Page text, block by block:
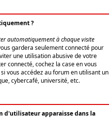
?
automatiquement à chaque visite
gardera seulement connecté pour
une utilisation abusive de votre
connecté, cochez la case en vous
vous accédez au forum en utilisant un
cybercafé, université, etc.
d'utilisateur apparaisse dans la